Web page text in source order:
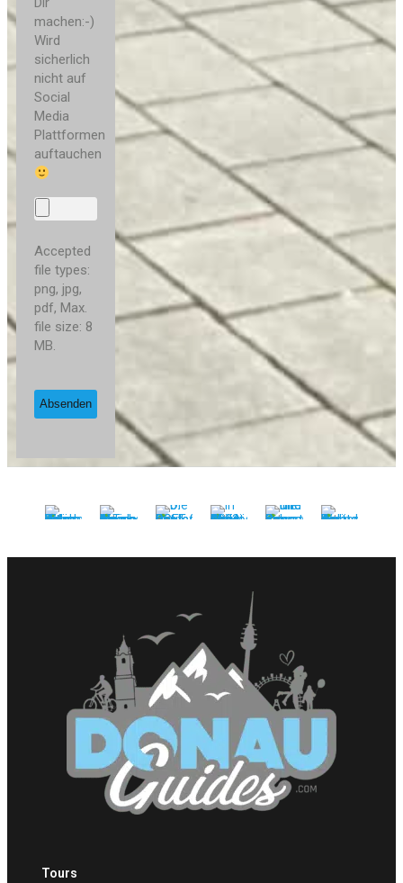
machen:-)
Wird
sicherlich
nicht auf
Social
Media
Plattformen
auftauchen
Accepted
file types:
png, jpg,
pdf, Max.
file size: 8
MB.
Tours